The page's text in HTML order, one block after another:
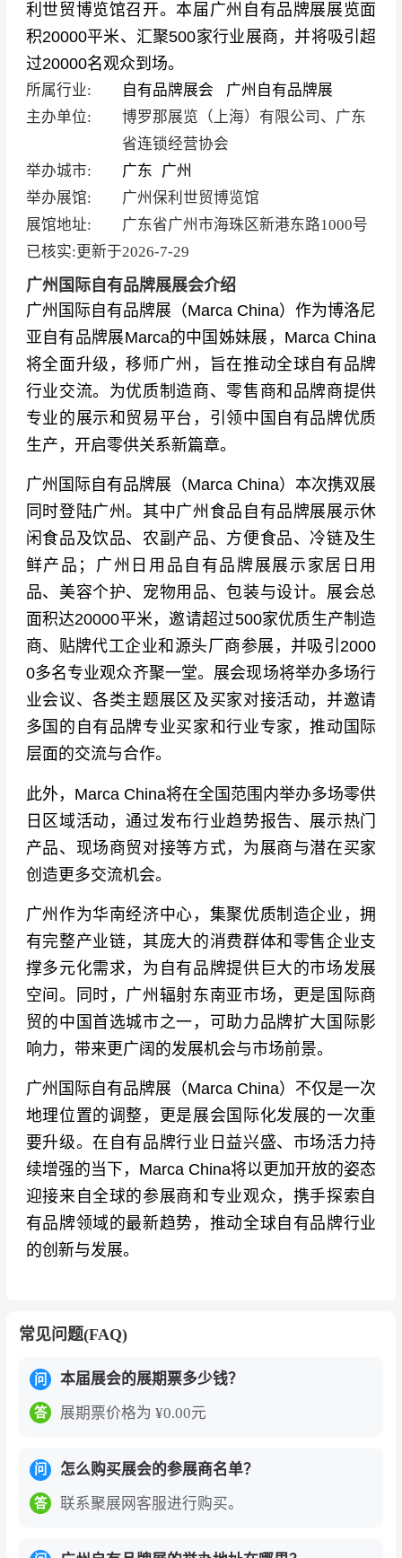
利世贸博览馆召开。本届广州自有品牌展展览面
积20000平米、汇聚500家行业展商，并将吸引超
过20000名观众到场。
所属行业: 自有品牌展会
广州自有品牌展
主办单位:
博罗那展览（上海）有限公司、广东
省连锁经营协会
举办城市:
广东
广州
举办展馆:
广州保利世贸博览馆
展馆地址:
广东省广州市海珠区新港东路1000号
已核实:更新于2026-7-29
广州国际自有品牌展展会介绍
广州国际自有品牌展（Marca China）作为博洛尼
亚自有品牌展Marca的中国姊妹展，Marca China
将全面升级，移师广州，旨在推动全球自有品牌
行业交流。为优质制造商、零售商和品牌商提供
专业的展示和贸易平台，引领中国自有品牌优质
生产，开启零供关系新篇章。
广州国际自有品牌展（Marca China）本次携双展
同时登陆广州。其中广州食品自有品牌展展示休
闲食品及饮品、农副产品、方便食品、冷链及生
鲜产品；广州日用品自有品牌展展示家居日用
品、美容个护、宠物用品、包装与设计。展会总
面积达20000平米，邀请超过500家优质生产制造
商、贴牌代工企业和源头厂商参展，并吸引2000
0多名专业观众齐聚一堂。展会现场将举办多场行
业会议、各类主题展区及买家对接活动，并邀请
多国的自有品牌专业买家和行业专家，推动国际
层面的交流与合作。
此外，Marca China将在全国范围内举办多场零供
日区域活动，通过发布行业趋势报告、展示热门
产品、现场商贸对接等方式，为展商与潜在买家
创造更多交流机会。
广州作为华南经济中心，集聚优质制造企业，拥
有完整产业链，其庞大的消费群体和零售企业支
撑多元化需求，为自有品牌提供巨大的市场发展
空间。同时，广州辐射东南亚市场，更是国际商
贸的中国首选城市之一，可助力品牌扩大国际影
响力，带来更广阔的发展机会与市场前景。
广州国际自有品牌展（Marca China）不仅是一次
地理位置的调整，更是展会国际化发展的一次重
要升级。在自有品牌行业日益兴盛、市场活力持
续增强的当下，Marca China将以更加开放的姿态
迎接来自全球的参展商和专业观众，携手探索自
有品牌领域的最新趋势，推动全球自有品牌行业
的创新与发展。
常见问题(FAQ)
问 本届展会的展期票多少钱？
答 展期票价格为 ¥0.00元
问 怎么购买展会的参展商名单？
答 联系聚展网客服进行购买。